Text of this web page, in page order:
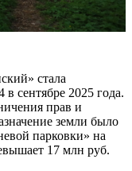
стала
в сентябре 2025 года.
прав и
земли было
парковки» на
17 млн руб.